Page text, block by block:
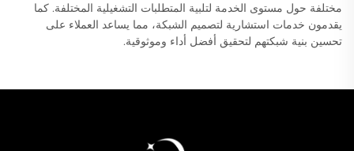
مختلفة حول مستوى الخدمة لتلبية المتطلبات التشغيلية المختلفة. كما
يقدمون خدمات استشارية لتصميم الشبكة، مما يساعد العملاء على
تحسين بنية شبكتهم لتحقيق أفضل أداء وموثوقية.